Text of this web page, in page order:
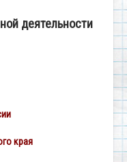
деятельности
края